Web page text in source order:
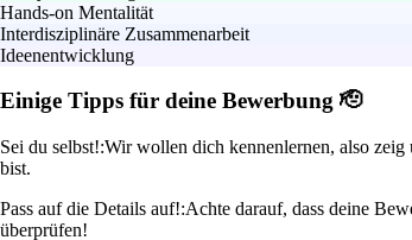
Hands-on Mentalität
Interdisziplinäre Zusammenarbeit
Ideenentwicklung
Einige Tipps für deine Bewerbung 🫡
Sei du selbst!:Wir wollen dich kennenlernen, also
bist.
Pass auf die Details auf!:Achte darauf, dass deine
überprüfen!